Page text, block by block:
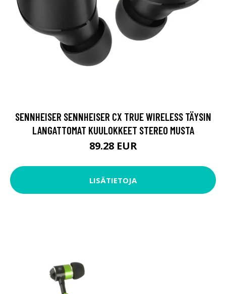
SENNHEISER SENNHEISER CX TRUE WIRELESS TÄYSIN
LANGATTOMAT KUULOKKEET STEREO MUSTA
89.28 EUR
LISÄTIETOJA